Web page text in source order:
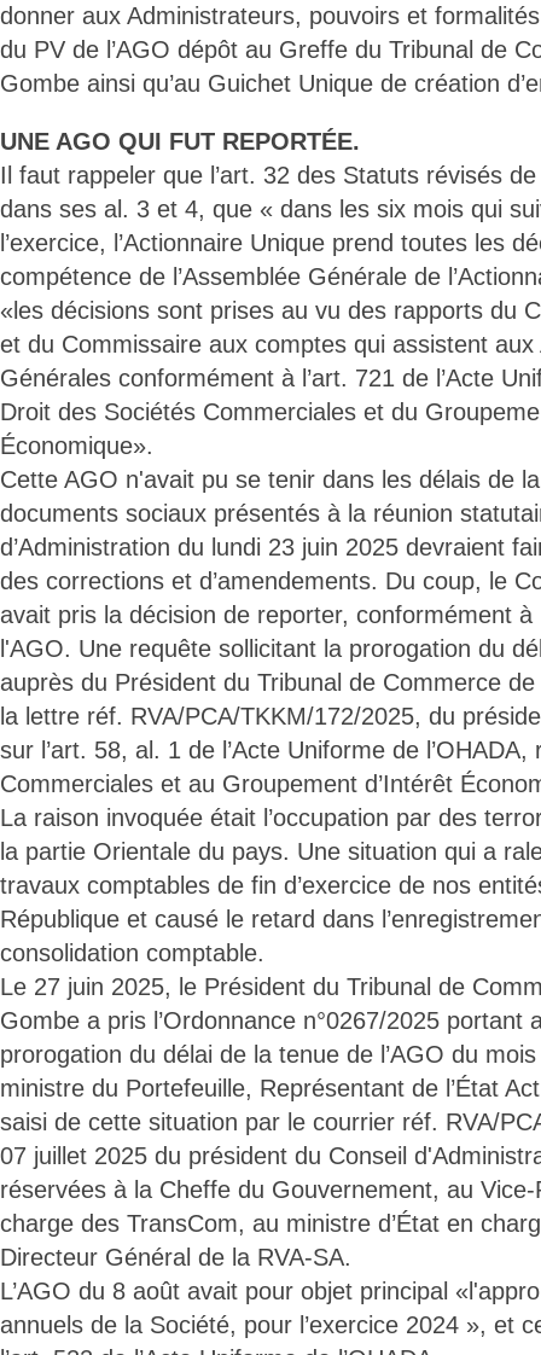
donner aux Administrateurs, pouvoirs et
du PV de l’AGO dépôt au Greffe du Tribunal de
Gombe ainsi qu’au Guichet Unique de création
UNE AGO QUI FUT REPORTÉE.
Il faut rappeler que l’art. 32 des Statuts révisés
dans ses al. 3 et 4, que « dans les six mois qui
l’exercice, l’Actionnaire Unique prend toutes les
compétence de l’Assemblée Générale de
«les décisions sont prises au vu des rapports du
et du Commissaire aux comptes qui assistent aux
Générales conformément à l’art. 721 de l’Acte
Droit des Sociétés Commerciales et du
Économique».
Cette AGO n'avait pu se tenir dans les délais de
documents sociaux présentés à la réunion
d’Administration du lundi 23 juin 2025 devraient
des corrections et d’amendements. Du coup, le
avait pris la décision de reporter, conformément à
l'AGO. Une requête sollicitant la prorogation du
auprès du Président du Tribunal de Commerce
la lettre réf. RVA/PCA/TKKM/172/2025, du
sur l’art. 58, al. 1 de l’Acte Uniforme de
Commerciales et au Groupement d’Intérêt
La raison invoquée était l’occupation par des
la partie Orientale du pays. Une situation qui a
travaux comptables de fin d’exercice de nos
République et causé le retard dans
consolidation comptable.
Le 27 juin 2025, le Président du Tribunal de
Gombe a pris l’Ordonnance n°0267/2025 portant
prorogation du délai de la tenue de l’AGO du
ministre du Portefeuille, Représentant de l’État
saisi de cette situation par le courrier réf. RVA/
07 juillet 2025 du président du Conseil
réservées à la Cheffe du Gouvernement, au
charge des TransCom, au ministre d’État en
Directeur Général de la RVA-SA.
L’AGO du 8 août avait pour objet principal
annuels de la Société, pour l’exercice 2024 », et